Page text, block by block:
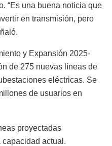
“Es una buena noticia que
en transmisión, pero
y Expansión 2025-
de 275 nuevas líneas de
eléctricas. Se
de usuarios en
proyectadas
capacidad actual.